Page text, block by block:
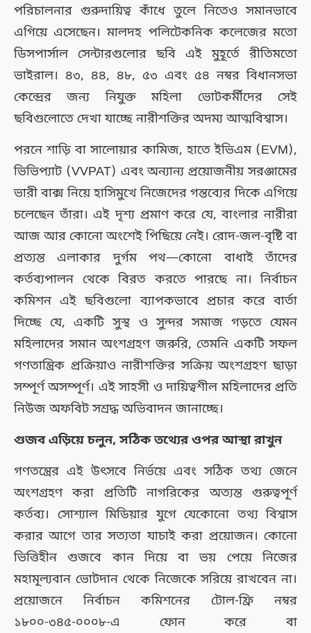
পরিচালনার গুরুদায়িত্ব কাঁধে তুলে নিতেও সমানভাবে
এগিয়ে এসেছেন। মালদহ পলিটেকনিক কলেজের মতো
ডিসপার্সাল সেন্টারগুলোর ছবি এই মুহূর্তে রীতিমতো
ভাইরাল। ৪৩, ৪৪, ৪৮, ৫৩ এবং ৫৪ নম্বর বিধানসভা
কেন্দ্রের জন্য নিযুক্ত মহিলা ভোটকর্মীদের সেই
ছবিগুলোতে দেখা যাচ্ছে নারীশক্তির অদম্য আত্মবিশ্বাস।
পরনে শাড়ি বা সালোয়ার কামিজ, হাতে ইভিএম (EVM),
ভিভিপ্যাট (VVPAT) এবং অন্যান্য প্রয়োজনীয় সরঞ্জামের
ভারী বাক্স নিয়ে হাসিমুখে নিজেদের গন্তব্যের দিকে এগিয়ে
চলেছেন তাঁরা। এই দৃশ্য প্রমাণ করে যে, বাংলার নারীরা
আজ আর কোনো অংশেই পিছিয়ে নেই। রোদ-জল-বৃষ্টি বা
প্রত্যন্ত এলাকার দুর্গম পথ—কোনো বাধাই তাঁদের
কর্তব্যপালন থেকে বিরত করতে পারছে না। নির্বাচন
কমিশন এই ছবিগুলো ব্যাপকভাবে প্রচার করে বার্তা
দিচ্ছে যে, একটি সুস্থ ও সুন্দর সমাজ গড়তে যেমন
মহিলাদের সমান অংশগ্রহণ জরুরি, তেমনি একটি সফল
গণতান্ত্রিক প্রক্রিয়াও নারীশক্তির সক্রিয় অংশগ্রহণ ছাড়া
সম্পূর্ণ অসম্পূর্ণ। এই সাহসী ও দায়িত্বশীল মহিলাদের প্রতি
নিউজ অফবিট সশ্রদ্ধ অভিবাদন জানাচ্ছে।
গুজব এড়িয়ে চলুন, সঠিক তথ্যের ওপর আস্থা রাখুন
গণতন্ত্রের এই উৎসবে নির্ভয়ে এবং সঠিক তথ্য জেনে
অংশগ্রহণ করা প্রতিটি নাগরিকের অত্যন্ত গুরুত্বপূর্ণ
কর্তব্য। সোশ্যাল মিডিয়ার যুগে যেকোনো তথ্য বিশ্বাস
করার আগে তার সত্যতা যাচাই করা প্রয়োজন। কোনো
ভিত্তিহীন গুজবে কান দিয়ে বা ভয় পেয়ে নিজের
মহামূল্যবান ভোটদান থেকে নিজেকে সরিয়ে রাখবেন না।
প্রয়োজনে নির্বাচন কমিশনের টোল-ফ্রি নম্বর
১৮০০-৩৪৫-০০০৮-এ ফোন করে বা